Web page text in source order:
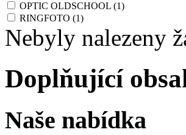
OPTIC OLDSCHOOL (1)
RINGFOTO (1)
Nebyly nalezeny
Doplňující
Naše nabídka